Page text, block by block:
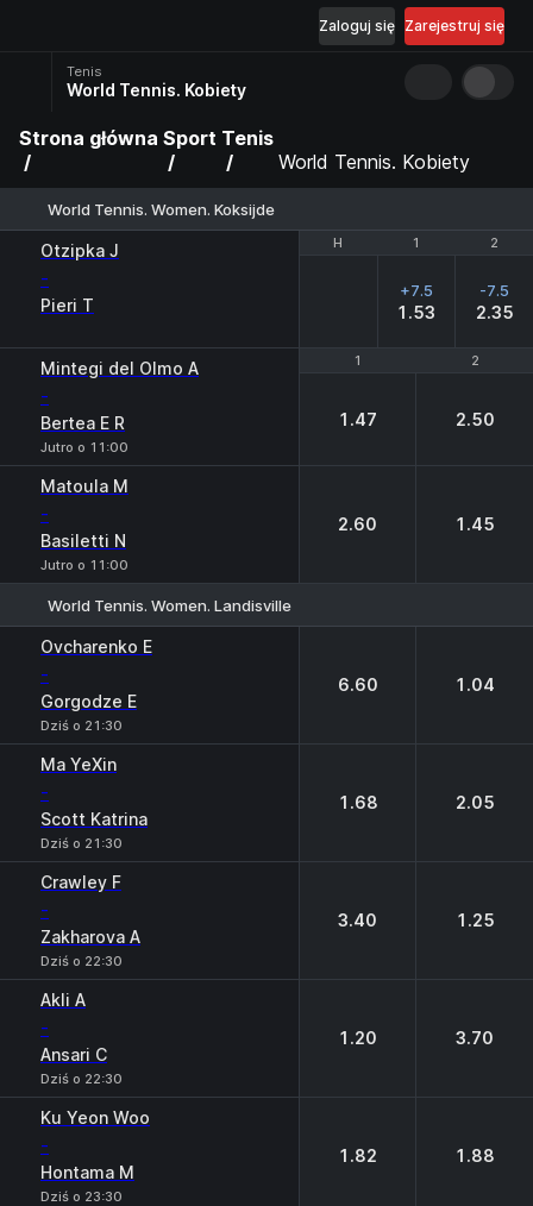
Zarejestruj się
Zaloguj się
Tenis
World Tennis. Kobiety
Strona główna Sport Tenis
World Tennis. Kobiety
World Tennis. Women. Koksijde
H 1 2
Otzipka J
-
Pieri T
H 1 2
+7.5
1.53
-7.5
2.35
1 2
Mintegi del Olmo A
-
Bertea E R
Jutro o 11:00
1 2
1.47 2.50
Matoula M
-
Basiletti N
Jutro o 11:00
2.60 1.45
World Tennis. Women. Landisville
Ovcharenko E
-
Gorgodze E
Dziś o 21:30
6.60 1.04
Ma YeXin
-
Scott Katrina
Dziś o 21:30
1.68 2.05
Crawley F
-
Zakharova A
Dziś o 22:30
3.40 1.25
Akli A
-
Ansari C
Dziś o 22:30
1.20 3.70
Ku Yeon Woo
-
Hontama M
Dziś o 23:30
1.82 1.88